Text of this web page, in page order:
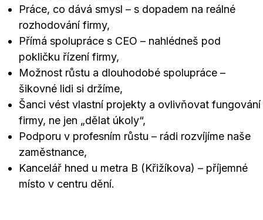
Práce, co dává smysl – s dopadem na reálné
rozhodování firmy,
Přímá spolupráce s CEO – nahlédneš pod
pokličku řízení firmy,
Možnost růstu a dlouhodobé spolupráce –
šikovné lidi si držíme,
Šanci vést vlastní projekty a ovlivňovat fungování
firmy, ne jen „dělat úkoly“,
Podporu v profesním růstu – rádi rozvíjíme naše
zaměstnance,
Kancelář hned u metra B (Křižíkova) – příjemné
místo v centru dění.